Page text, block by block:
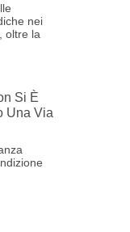
nei
oltre la
Si È
Una Via